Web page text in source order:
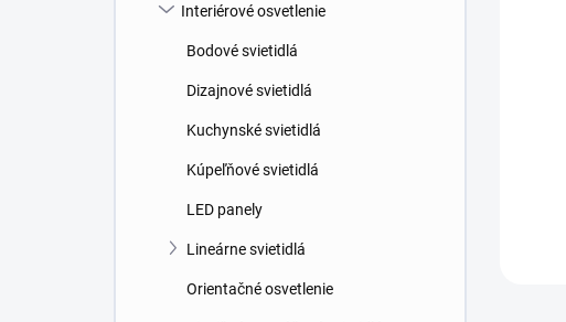
Interiérové osvetlenie
Bodové svietidlá
Dizajnové svietidlá
Kuchynské svietidlá
Kúpeľňové svietidlá
LED panely
Lineárne svietidlá
Orientačné osvetlenie